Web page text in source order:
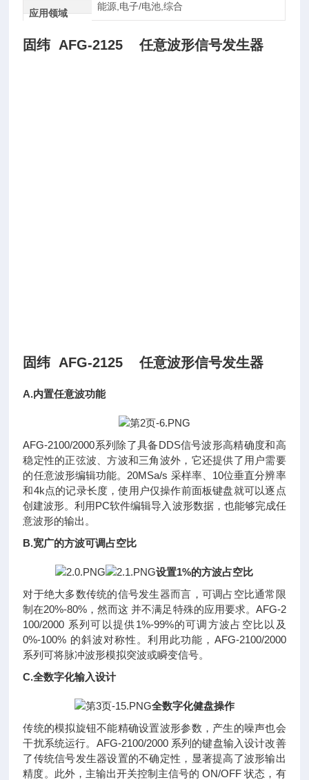
应用领域
能源,电子/电池,综合
固纬 AFG-2125 任意波形信号发生器
固纬 AFG-2125 任意波形信号发生器
A.内置任意波功能
AFG-2100/2000系列除了具备DDS信号波形高精确度和高
稳定性的正弦波、方波和三角波外，它还提供了用户需要
的任意波形编辑功能。20MSa/s 采样率、10位垂直分辨率
和4k点的记录长度，使用户仅操作前面板键盘就可以逐点
创建波形。利用PC软件编辑导入波形数据，也能够完成任
意波形的输出。
B.宽广的方波可调占空比
设置1%的方波占空比
对于绝大多数传统的信号发生器而言，可调占空比通常限
制在20%-80%，然而这 并不满足特殊的应用要求。AFG-2
100/2000 系列可以提供1%-99%的可调方波占空比以及
0%-100% 的斜波对称性。利用此功能，AFG-2100/2000
系列可将脉冲波形模拟突波或瞬变信号。
C.全数字化输入设计
全数字化健盘操作
传统的模拟旋钮不能精确设置波形参数，产生的噪声也会
干扰系统运行。AFG-2100/2000 系列的键盘输入设计改善
了传统信号发生器设置的不确定性，显著提高了波形输出
精度。此外，主输出开关控制主信号的 ON/OFF 状态，有